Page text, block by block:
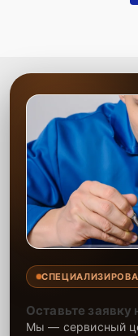
Оставьте заявку
Мы — сервисный